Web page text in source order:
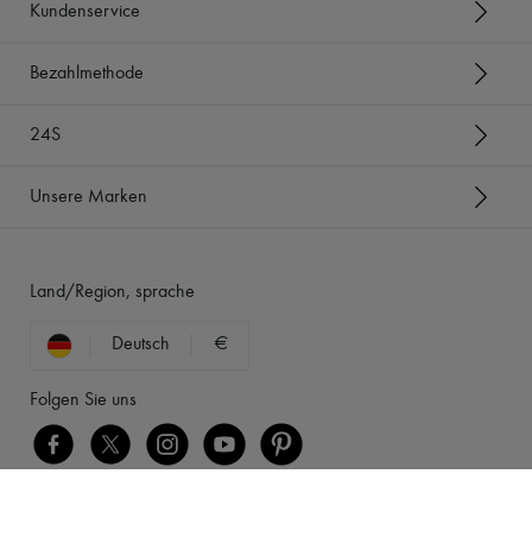
Kundenservice
Bezahlmethode
24S
Unsere Marken
Land/Region, sprache
Deutsch €
Folgen Sie uns